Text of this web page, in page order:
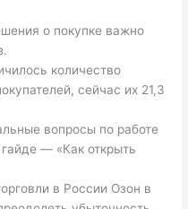
о покупке важно
количество
сейчас их 21,3
вопросы по работе
— «‎Как открыть
в России Озон в